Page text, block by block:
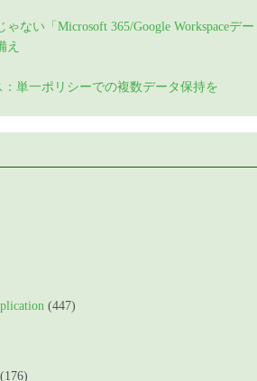
ない「Microsoft 365/Google Workspaceデー
え
単一ポリシーでの複数データ保持を
(447)
(176)